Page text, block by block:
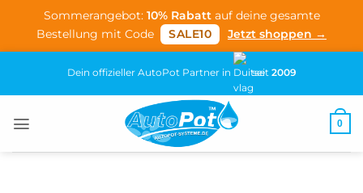
Sommerangebot: 10% Rabattauf deine gesamte
Bestellung mit Code
SALE10
Jetzt shoppen →
springen
Dein offizieller AutoPot Partner in seit 2009
0